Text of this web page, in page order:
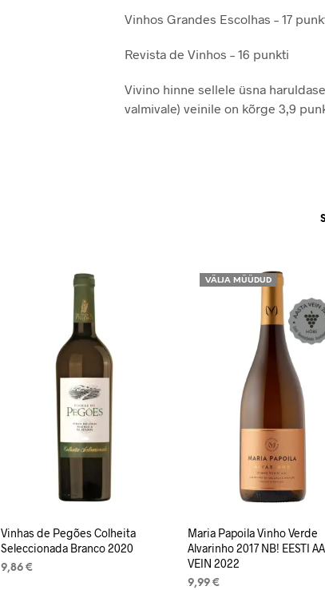
Vinhos Grandes Escolhas – 17
Revista de Vinhos – 16 punkti
Vivino hinne sellele üsna
valmivale) veinile on kõrge 3,9
Vinhas de Pegões Colheita
Seleccionada Branco 2020
9,86 €
VÄLJA MÜÜDUD
Maria Papoila Vinho Verde
Alvarinho 2017 NB! EESTI
VEIN 2022
9,99 €